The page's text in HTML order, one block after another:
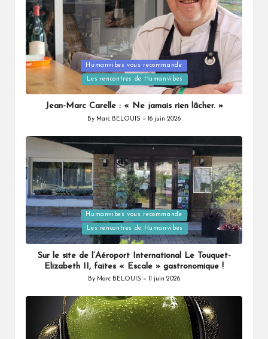
Posted
Humanvibes vous recommande
Les rencontres de Humanvibes
Jean-Marc Carelle : « Ne jamais rien lâcher. »
Posted
By Marc BELOUIS 16 juin 2026
Posted
in
Humanvibes vous recommande
Les rencontres de Humanvibes
Sur le site de l’Aéroport International Le Touquet-
Elizabeth II, faites « Escale » gastronomique !
Posted
By Marc BELOUIS 11 juin 2026